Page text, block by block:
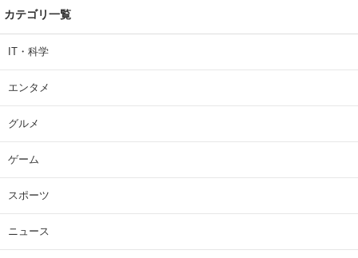
カテゴリ一覧
IT・科学
エンタメ
グルメ
ゲーム
スポーツ
ニュース